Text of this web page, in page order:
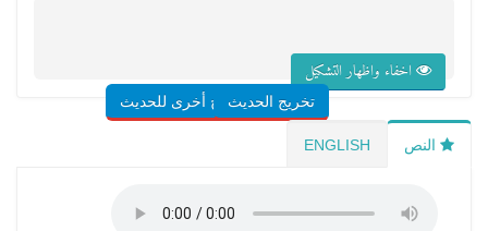
اخفاء واظهار التشكيل
تخريج الحديثشروح أخرى للحديث
النص ENGLISH